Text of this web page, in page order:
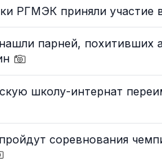
РГМЭК приняли участие
парней, похитивших
школу-интернат
соревнования